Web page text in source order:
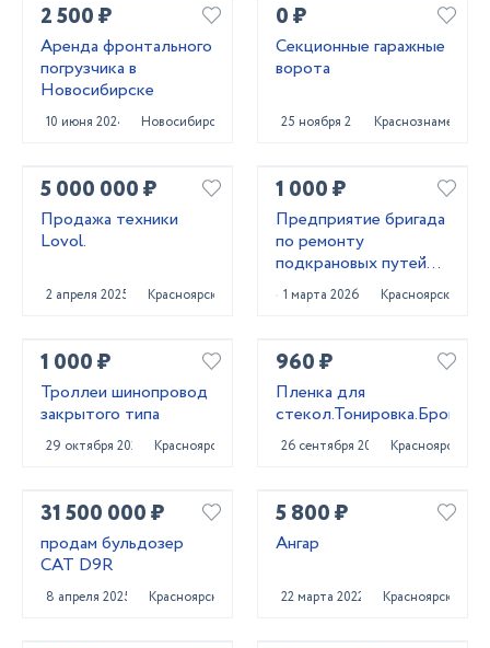
2 500 ₽
Аренда фронтального
погрузчика в
Новосибирске
10 июня 2024 Новосибирск
0 ₽
Секционные гаражные
ворота
25 ноября 2020 Краснознаменск
5 000 000 ₽
Продажа техники
Lovol.
2 апреля 2025 Красноярск
1 000 ₽
Предприятие бригада
по ремонту
подкрановых путей
мостовых кранов
1 марта 2026 Красноярск
1 000 ₽
Троллеи шинопровод
закрытого типа
29 октября 2023 Красноярск
960 ₽
Пленка для
стекол.Тонировка.Броня.
26 сентября 2022 Красноярск
31 500 000 ₽
продам бульдозер
CAT D9R
8 апреля 2025 Красноярск
5 800 ₽
Ангар
22 марта 2022 Красноярск